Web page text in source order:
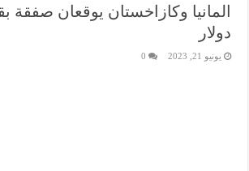
دولار
يونيو 21, 2023 0